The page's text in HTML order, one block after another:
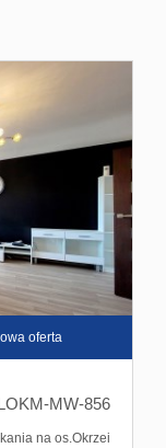
Hale
oferta
MW-856
na os.Okrzei